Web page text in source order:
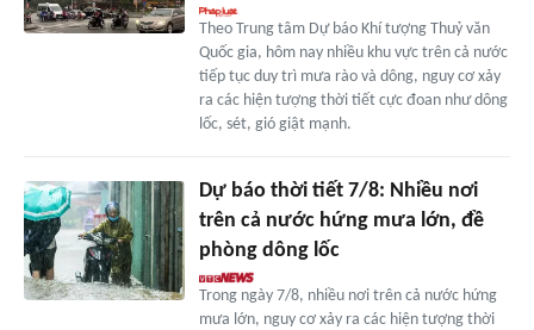
Theo Trung tâm Dự báo Khí tượng Thuỷ văn
Quốc gia, hôm nay nhiều khu vực trên cả nước
tiếp tục duy trì mưa rào và dông, nguy cơ xảy
ra các hiện tượng thời tiết cực đoan như dông
lốc, sét, gió giật mạnh.
Dự báo thời tiết 7/8: Nhiều nơi
trên cả nước hứng mưa lớn, đề
phòng dông lốc
Trong ngày 7/8, nhiều nơi trên cả nước hứng
mưa lớn, nguy cơ xảy ra các hiện tượng thời